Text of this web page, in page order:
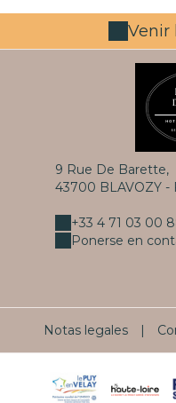
Venir
9 Rue De Barette,
43700 BLAVOZY -
+33 4 71 03 00
Ponerse en
Notas legales |